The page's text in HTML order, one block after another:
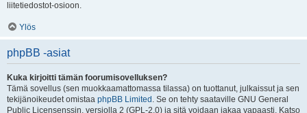
liitetiedostot-osioon.
Ylös
phpBB -asiat
Kuka kirjoitti tämän foorumisovelluksen?
Tämä sovellus (sen muokkaamattomassa tilassa) on tuottanut, julkaissut ja sen
tekijänoikeudet omistaa phpBB Limited . Se on tehty saataville GNU General
Public Licensenssin, versiolla 2 (GPL-2.0) ja sitä voidaan jakaa vapaasti. Katso